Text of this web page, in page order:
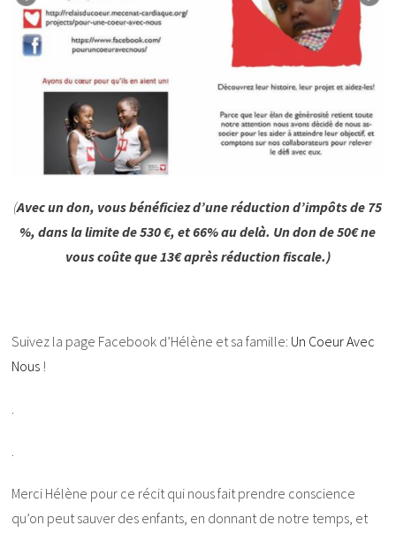
(Avec un don, vous bénéficiez d’une réduction d’impôts de 75
%, dans la limite de 530 €, et 66% au delà. Un don de 50€ ne
vous coûte que 13€ après réduction fiscale.)
Suivez la page Facebook d’Hélène et sa famille: Un Coeur Avec
Nous !
.
.
Merci Hélène pour ce récit qui nous fait prendre conscience
qu’on peut sauver des enfants, en donnant de notre temps, et